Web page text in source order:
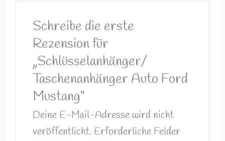
Schreibe die erste
Rezension für
„Schlüsselanhänger/
Taschenanhänger Auto Ford
Mustang“
Deine E-Mail-Adresse wird nicht
veröffentlicht. Erforderliche Felder